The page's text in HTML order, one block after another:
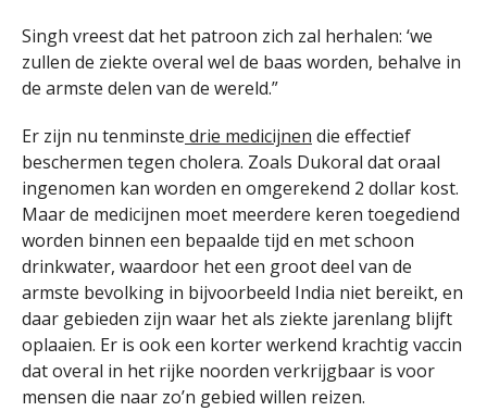
Singh vreest dat het patroon zich zal herhalen: ‘we
zullen de ziekte overal wel de baas worden, behalve in
de armste delen van de wereld.”
Er zijn nu tenminste drie medicijnen die effectief
beschermen tegen cholera. Zoals Dukoral dat oraal
ingenomen kan worden en omgerekend 2 dollar kost.
Maar de medicijnen moet meerdere keren toegediend
worden binnen een bepaalde tijd en met schoon
drinkwater, waardoor het een groot deel van de
armste bevolking in bijvoorbeeld India niet bereikt, en
daar gebieden zijn waar het als ziekte jarenlang blijft
oplaaien. Er is ook een korter werkend krachtig vaccin
dat overal in het rijke noorden verkrijgbaar is voor
mensen die naar zo’n gebied willen reizen.